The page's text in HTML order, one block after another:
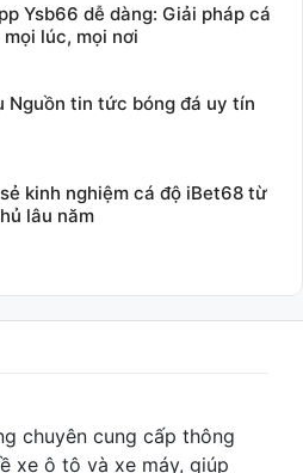
Ysb66 dễ dàng: Giải pháp cá
lúc, mọi nơi
Nguồn tin tức bóng đá uy tín
kinh nghiệm cá độ iBet68 từ
lâu năm
chuyên cung cấp thông
xe ô tô và xe máy, giúp